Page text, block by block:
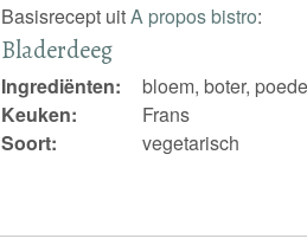
Basisrecept uitA propos bistro:
Bladerdeeg
Ingrediënten:
bloem, boter,
Keuken:
Frans
Soort:
vegetarisch